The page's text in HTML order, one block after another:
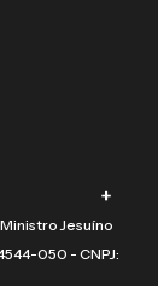
+
Ministro Jesuíno
050 - CNPJ: